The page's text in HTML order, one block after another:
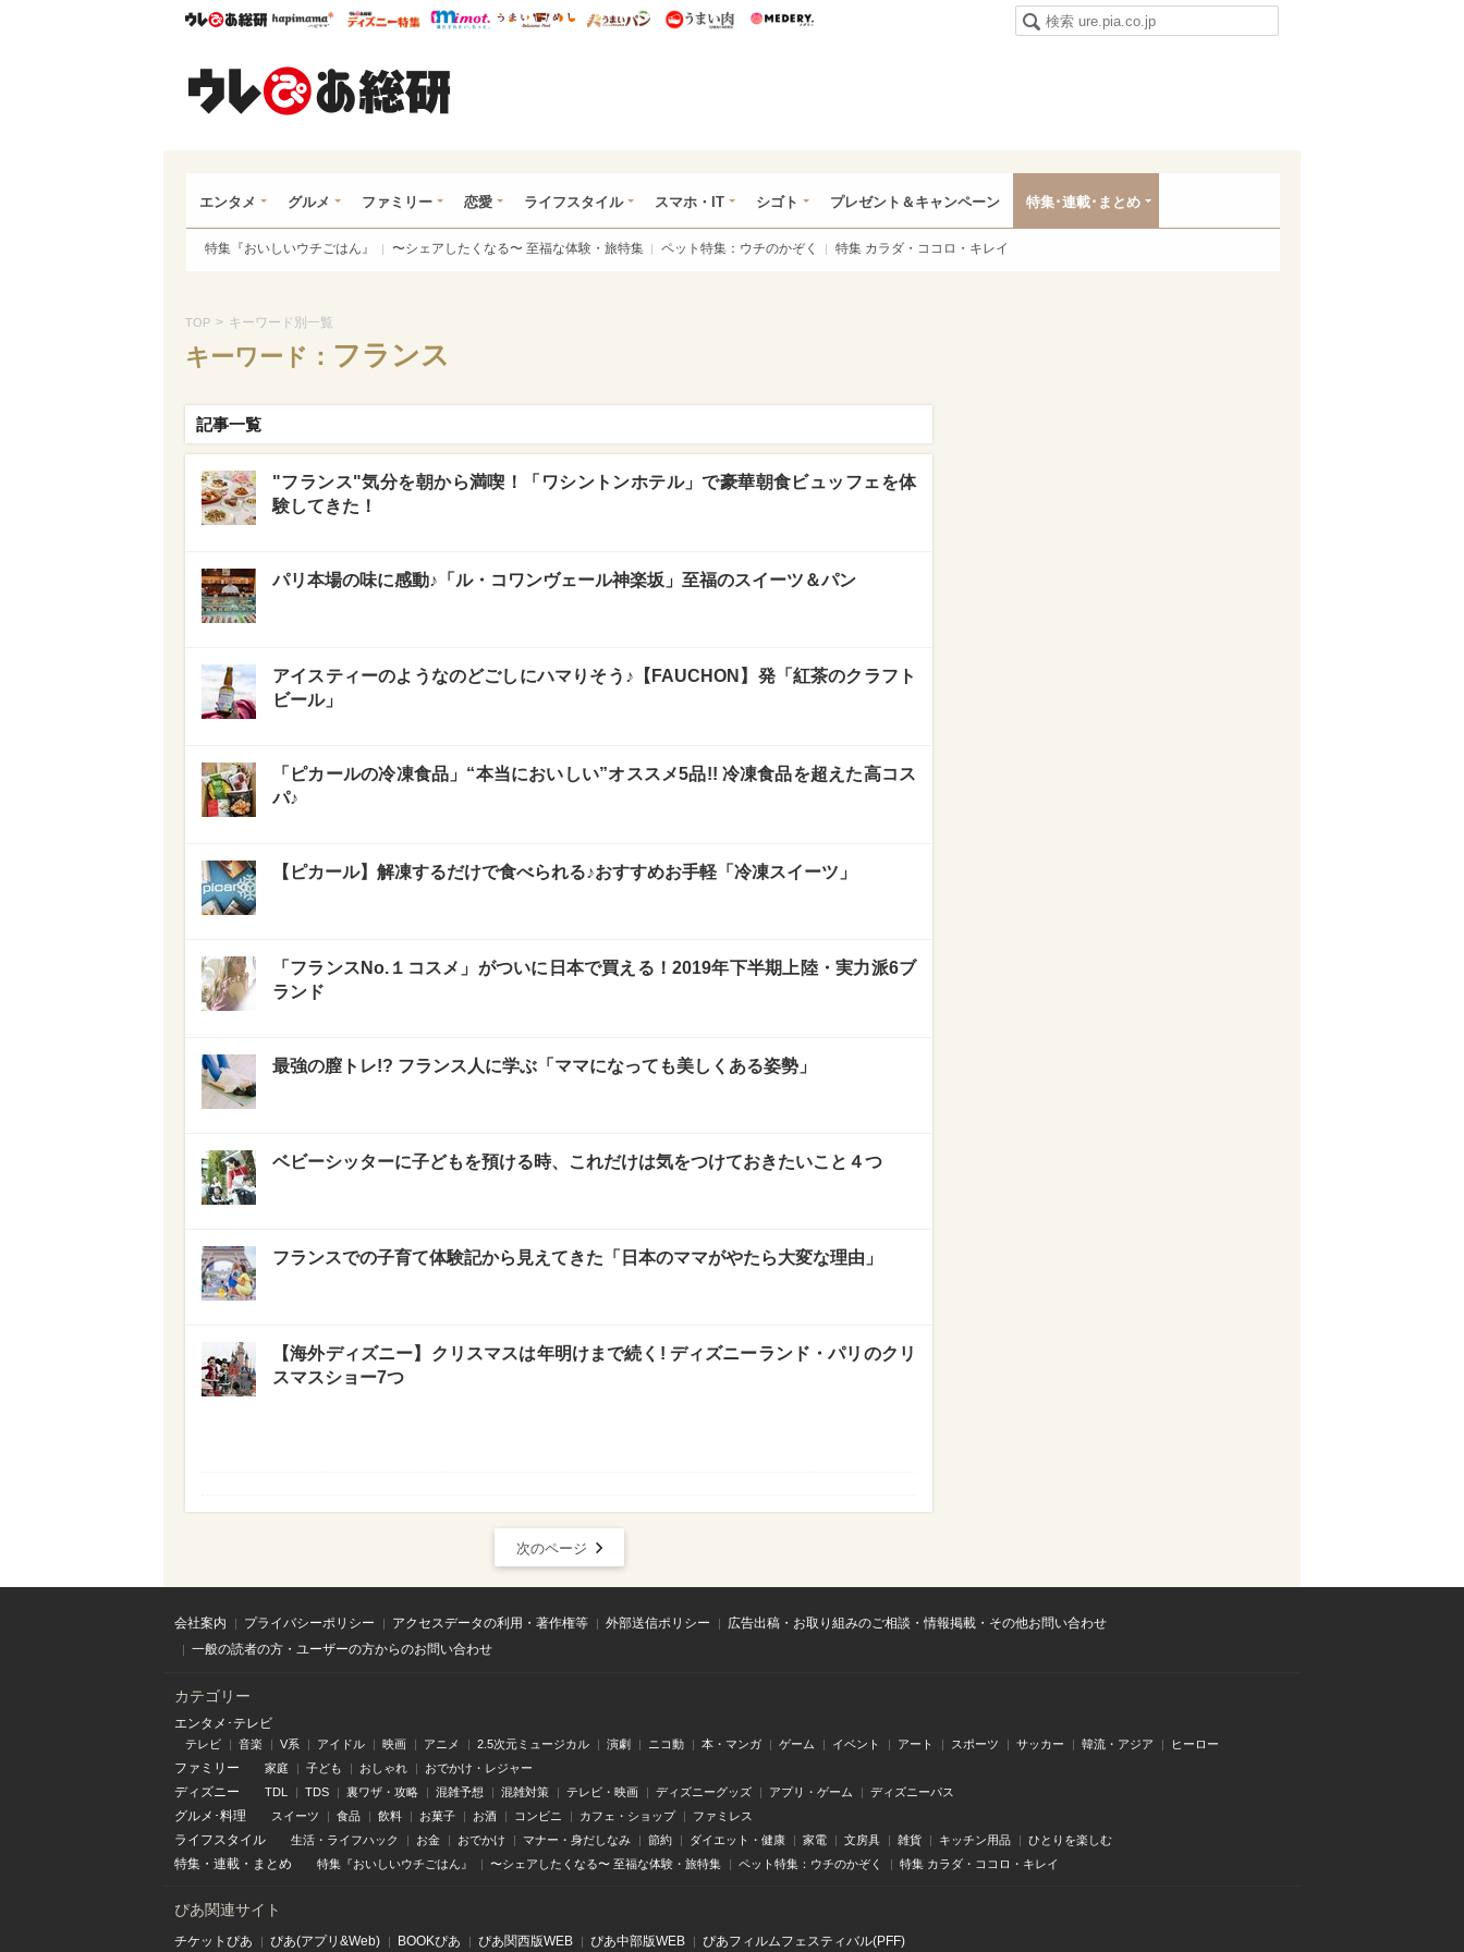
ウレぴあ総研ハピママ* ウレぴあ総研 ディズニー特集
mimot. うまいめし うまいパン うまい肉
エンタメ グルメ ファミリー 恋愛 ライフスタイル スマホ・IT シゴト プレゼント＆キャンペーン 特集･連載･まとめ
特集『おいしいウチごはん』 〜シェアしたくなる〜 至福な体験・旅特集 ペット特集：ウチのかぞく 特集 カラダ・ココロ・キレイ
TOP > キーワード別一覧
キーワード： フランス
記事一覧
"フランス"気分を朝から満喫！「ワシントンホテル」で豪華朝食ビュッフェを体
験してきた！
パリ本場の味に感動♪「ル・コワンヴェール神楽坂」至福のスイーツ＆パン
アイスティーのようなのどごしにハマりそう♪【FAUCHON】発「紅茶のクラフト
ビール」
「ピカールの冷凍食品」“本当においしい”オススメ5品!! 冷凍食品を超えた高コス
パ♪
【ピカール】解凍するだけで食べられる♪おすすめお手軽「冷凍スイーツ」
「フランスNo.１コスメ」がついに日本で買える！2019年下半期上陸・実力派6ブ
ランド
最強の膣トレ!? フランス人に学ぶ「ママになっても美しくある姿勢」
ベビーシッターに子どもを預ける時、これだけは気をつけておきたいこと４つ
フランスでの子育て体験記から見えてきた「日本のママがやたら大変な理由」
【海外ディズニー】クリスマスは年明けまで続く! ディズニーランド・パリのクリ
スマスショー7つ
次のページ
会社案内 プライバシーポリシー アクセスデータの利用・著作権等 外部送信ポリシー
広告出稿・お取り組みのご相談・情報掲載・その他お問い合わせ
一般の読者の方・ユーザーの方からのお問い合わせ
カテゴリー
エンタメ･テレビ
テレビ 音楽 V系 アイドル 映画 アニメ 2.5次元ミュージカル 演劇 ニコ動 本・マンガ ゲーム イベント アート スポーツ サッカー 韓流・アジア ヒーロー
ファミリー 家庭 子ども おしゃれ おでかけ・レジャー
ディズニー TDL TDS 裏ワザ・攻略 混雑予想 混雑対策 テレビ・映画 ディズニーグッズ アプリ・ゲーム ディズニーパス
グルメ･料理 スイーツ 食品 飲料 お菓子 お酒 コンビニ カフェ・ショップ ファミレス
ライフスタイル 生活・ライフハック お金 おでかけ マナー・身だしなみ 節約 ダイエット・健康 家電 文房具 雑貨 キッチン用品 ひとりを楽しむ
特集 ・ 連載 ・ まとめ 特集『おいしいウチごはん』 〜シェアしたくなる〜 至福な体験・旅特集 ペット特集：ウチのかぞく 特集 カラダ・ココロ・キレイ
ぴあ関連サイト
チケットぴあ ぴあ(アプリ&Web) BOOKぴあ ぴあ関⻄版WEB ぴあ中部版WEB ぴあフィルムフェスティバル(PFF)